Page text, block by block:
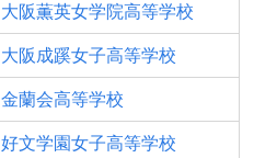
大阪薫英女学院高等学校
大阪成蹊女子高等学校
金蘭会高等学校
好文学園女子高等学校